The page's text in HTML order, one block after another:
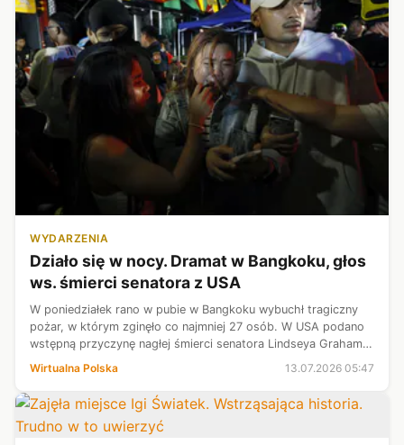
WYDARZENIA
Działo się w nocy. Dramat w Bangkoku, głos
ws. śmierci senatora z USA
W poniedziałek rano w pubie w Bangkoku wybuchł tragiczny
pożar, w którym zginęło co najmniej 27 osób. W USA podano
wstępną przyczynę nagłej śmierci senatora Lindseya Grahama.
Wirtualna Polska 13.07.2026 05:47